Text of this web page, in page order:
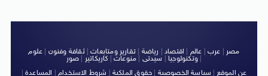
مصر عرب عالم اقتصاد رياضة |تقارير ومتابعات|ثقافة وفنون
علوم
وتكنولوجيا| سيدتى منوعات كاريكاتير صور
|
عن الموقع
سياسة الخصوصية حقوق الملكية شروط الاستخدام| المساعدة|